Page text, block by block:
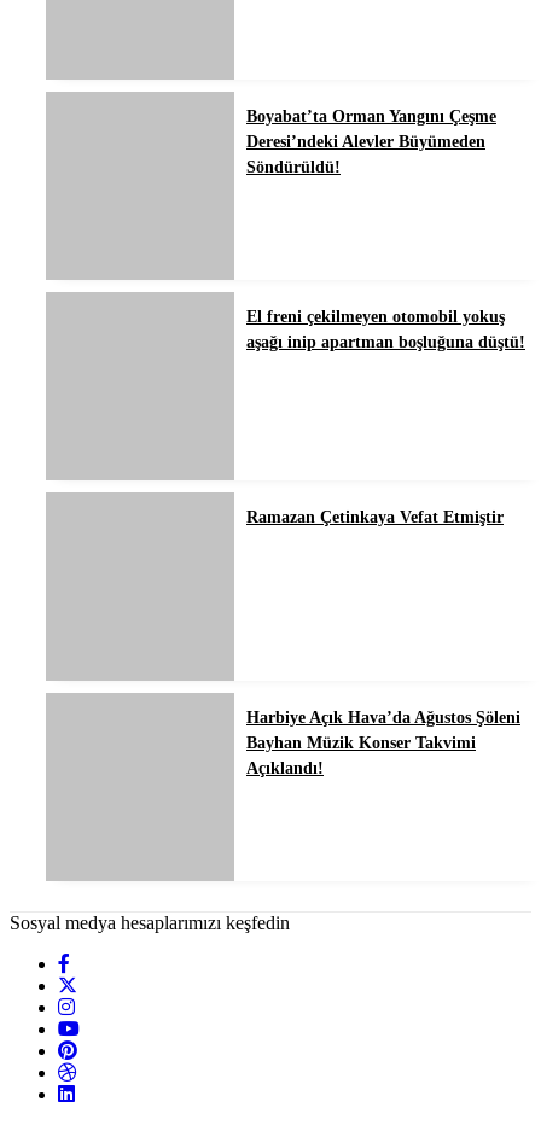
Boyabat’ta Orman Yangını Çeşme
Deresi’ndeki Alevler Büyümeden
Söndürüldü!
El freni çekilmeyen otomobil yokuş
aşağı inip apartman boşluğuna düştü!
Ramazan Çetinkaya Vefat Etmiştir
Harbiye Açık Hava’da Ağustos Şöleni
Bayhan Müzik Konser Takvimi
Açıklandı!
Sosyal medya hesaplarımızı keşfedin